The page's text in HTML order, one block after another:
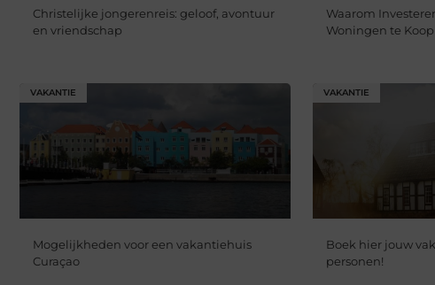
Christelijke jongerenreis: geloof, avontuur
en vriendschap
Waarom
Woningen te
VAKANTIE
Mogelijkheden voor een vakantiehuis
Curaçao
VAKANTIE
Boek hier jouw
personen!